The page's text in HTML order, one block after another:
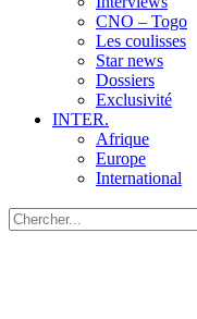
CNO – Togo
Les coulisses
Star news
Dossiers
Exclusivité
INTER.
Afrique
Europe
International